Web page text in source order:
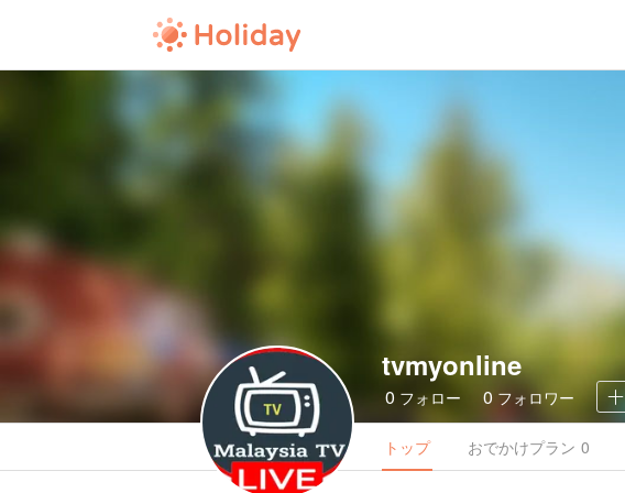
tvmyonline
0 フォロー 0 フォロワー
トップ おでかけプラン 0